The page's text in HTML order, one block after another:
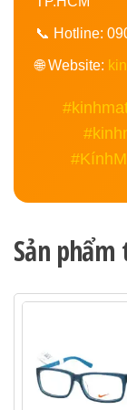
📞 Hotline:
🌐 Website:
Sản